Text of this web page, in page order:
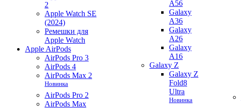
2
Apple Watch SE
(2024)
Ремешки для
Apple Watch
Apple AirPods
AirPods Pro 3
AirPods 4
AirPods Max 2
Новинка
AirPods Pro 2
AirPods Max
A56
Galaxy
A36
Galaxy
A26
Galaxy
A16
Galaxy Z
Galaxy Z
Fold8
Ultra
Новинка